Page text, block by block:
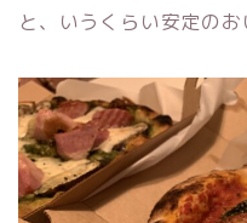
と、いうくらい安定のお